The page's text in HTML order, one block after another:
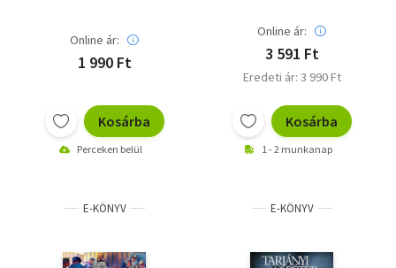
Online ár:
1 990 Ft
Kosárba
Perceken belül
Online ár:
3 591 Ft
Eredeti ár: 3 990 Ft
Kosárba
1 - 2 munkanap
E-KÖNYV E-KÖNYV